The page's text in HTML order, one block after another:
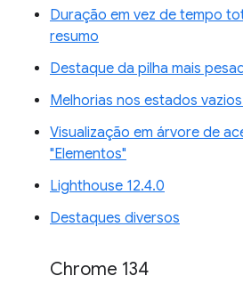
Duração em vez de tempo
resumo
Destaque da pilha mais
Melhorias nos estados
Visualização em árvore de
"Elementos"
Lighthouse 12.4.0
Destaques diversos
Chrome 134